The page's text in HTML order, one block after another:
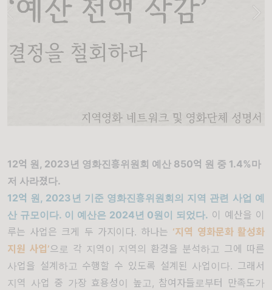
12억 원, 2023년 영화진흥위원회 예산 850억 원 중 1.4%마
저 사라졌다.
12억 원 , 2023 년 기준 영화진흥위원회의 지역 관련 사업 예
산 규모이다. 이 예산은 2024년 0원이 되었다. 이 예산을 이
루는 사업은 크게 두 가지이다. 하나는 ‘지역 영화문화 활성화
지원 사업 ’으로 각 지역이 지역의 환경을 분석하고 그에 따른
사업을 설계하고 수행할 수 있도록 설계된 사업이다. 그래서
지역 사업 중 가장 효용성이 높고 , 참여자들로부터 만족도가